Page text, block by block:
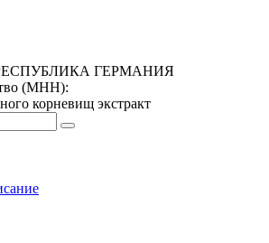
ГЕРМАНИЯ
(МНН):
корневищ экстракт